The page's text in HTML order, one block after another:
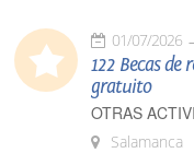
01/07/2026
122 Becas
gratuito
OTRAS
Salamanca